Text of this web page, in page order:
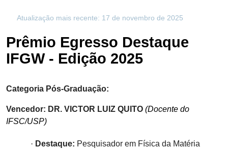
Atualização mais recente: 17 de novembro de 2025
Prêmio Egresso Destaque
IFGW - Edição 2025
Categoria Pós-Graduação:
Vencedor: DR. VICTOR LUIZ QUITO (Docente do
IFSC/USP)
· Destaque: Pesquisador em Física da Matéria